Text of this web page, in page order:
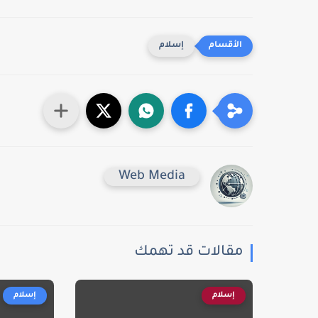
إسلام
Web Media
مقالات قد تهمك
إسلام إسلام